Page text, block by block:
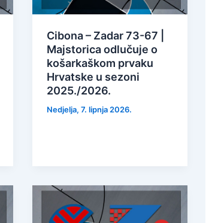
Cibona – Zadar 73-67 |
Majstorica odlučuje o
košarkaškom prvaku
Hrvatske u sezoni
2025./2026.
Nedjelja, 7. lipnja 2026.